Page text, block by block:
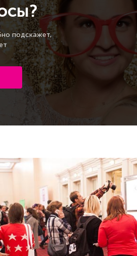
подскажет,